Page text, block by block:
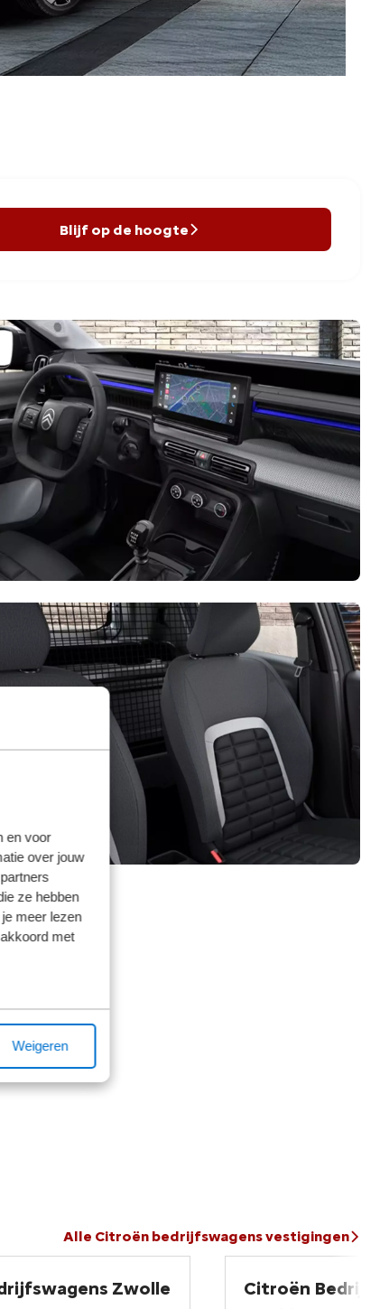
en voor
over jouw
ze hebben
meer lezen
met
Weigeren
Blijf op de hoogte
Alle Citroën bedrijfswagens vestigingen
Zwolle
Citroën